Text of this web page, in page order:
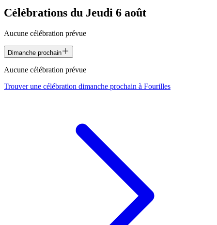
Célébrations du Jeudi 6 août
Aucune célébration prévue
Dimanche prochain
Aucune célébration prévue
Trouver une célébration dimanche prochain à Fourilles